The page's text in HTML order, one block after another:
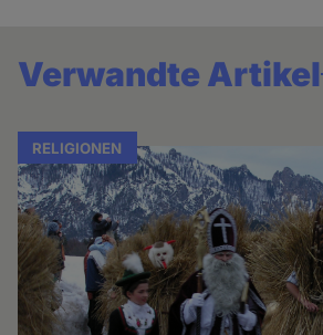
Verwandte Artikel
RELIGIONEN